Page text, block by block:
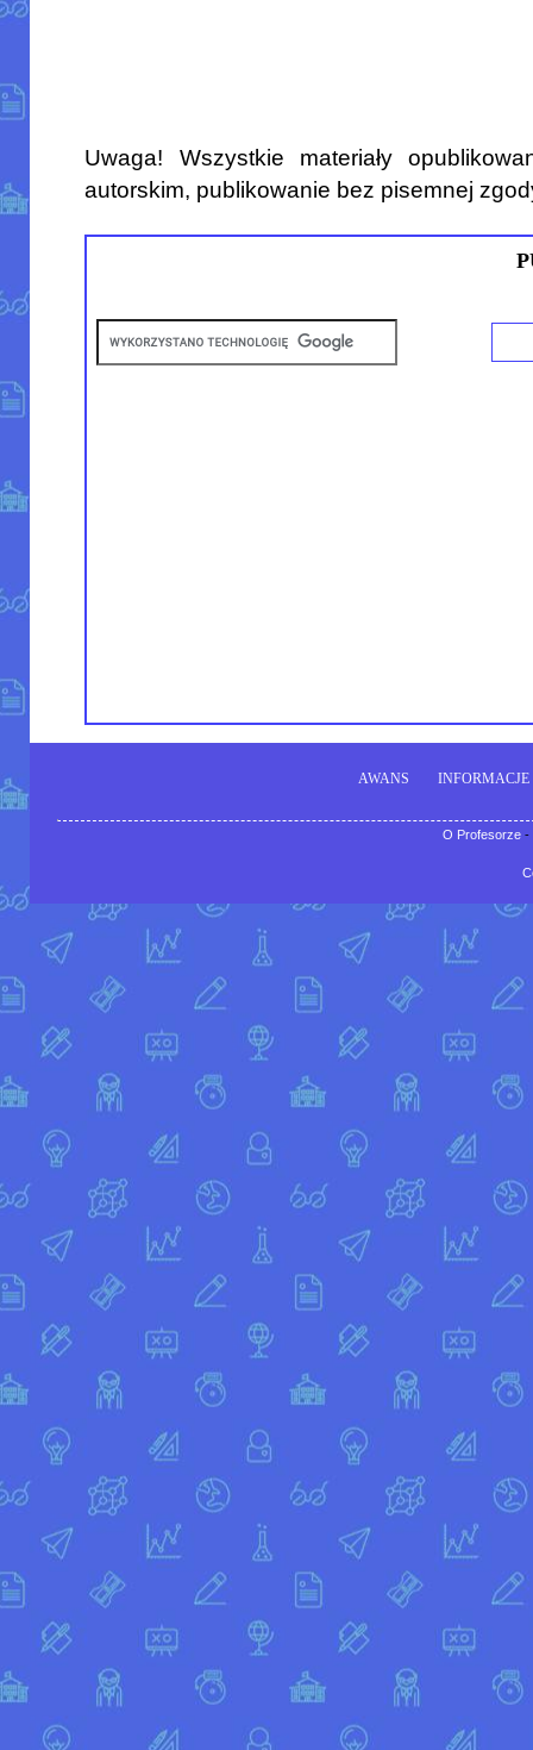
Uwaga! Wszystkie materiały
autorskim, publikowanie bez pisemnej
AWANS INFORMACJE
O Profesorze-